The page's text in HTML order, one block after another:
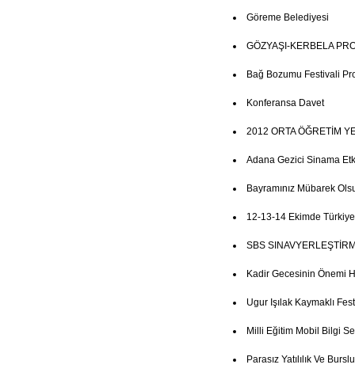
Göreme Belediyesi
GÖZYAŞI-KERBELA
Bağ Bozumu Festivali
Konferansa Davet
2012 ORTA ÖĞRETİM
Adana Gezici Sinama
Bayramınız Mübarek
12-13-14 Ekimde
SBS
Kadir Gecesinin Önemi
Ugur Işılak Kaymaklı
Milli Eğitim Mobil Bilgi
Parasız Yatılılık Ve